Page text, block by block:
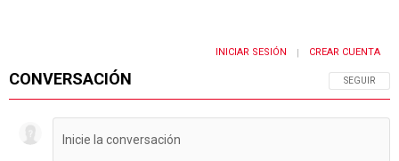
CONVERSACIÓN SIGA ESTA
SEGUIR
INICIAR SESIÓN | CREAR CUENTA